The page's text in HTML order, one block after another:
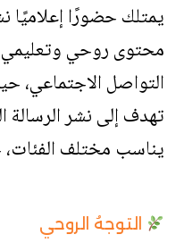
يمتلك حضورًا إعلاميًا
محتوى روحي وتعليمي
التواصل
تهدف إلى نشر
يناسب مختلف
التوجهُ الروحي